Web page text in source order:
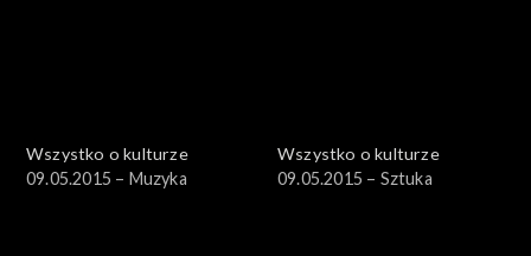
Wszystko o kulturze
09.05.2015 – Muzyka
Wszystko o kulturze
09.05.2015 – Sztuka